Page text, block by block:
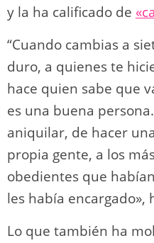
y la ha calificado de
“Cuando cambias a
duro, a quienes te
hace quien sabe que
es una buena
aniquilar, de hacer
propia gente, a los
obedientes que
les había encargado»,
Lo que también ha